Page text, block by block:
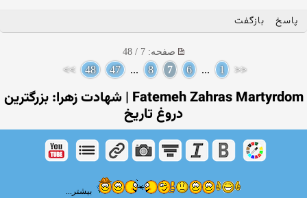
پاسخ بازگفت
صفحه: 7 / 48
<<
1
...
6
7
8
...
47
48
>>
Fatemeh Zahras Martyrdom | شهادت زهرا: بزرگترین
دروغ تاریخ
بیشتر...